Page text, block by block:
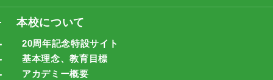
本校について
20周年記念特設サイト
基本理念、教育目標
アカデミー概要